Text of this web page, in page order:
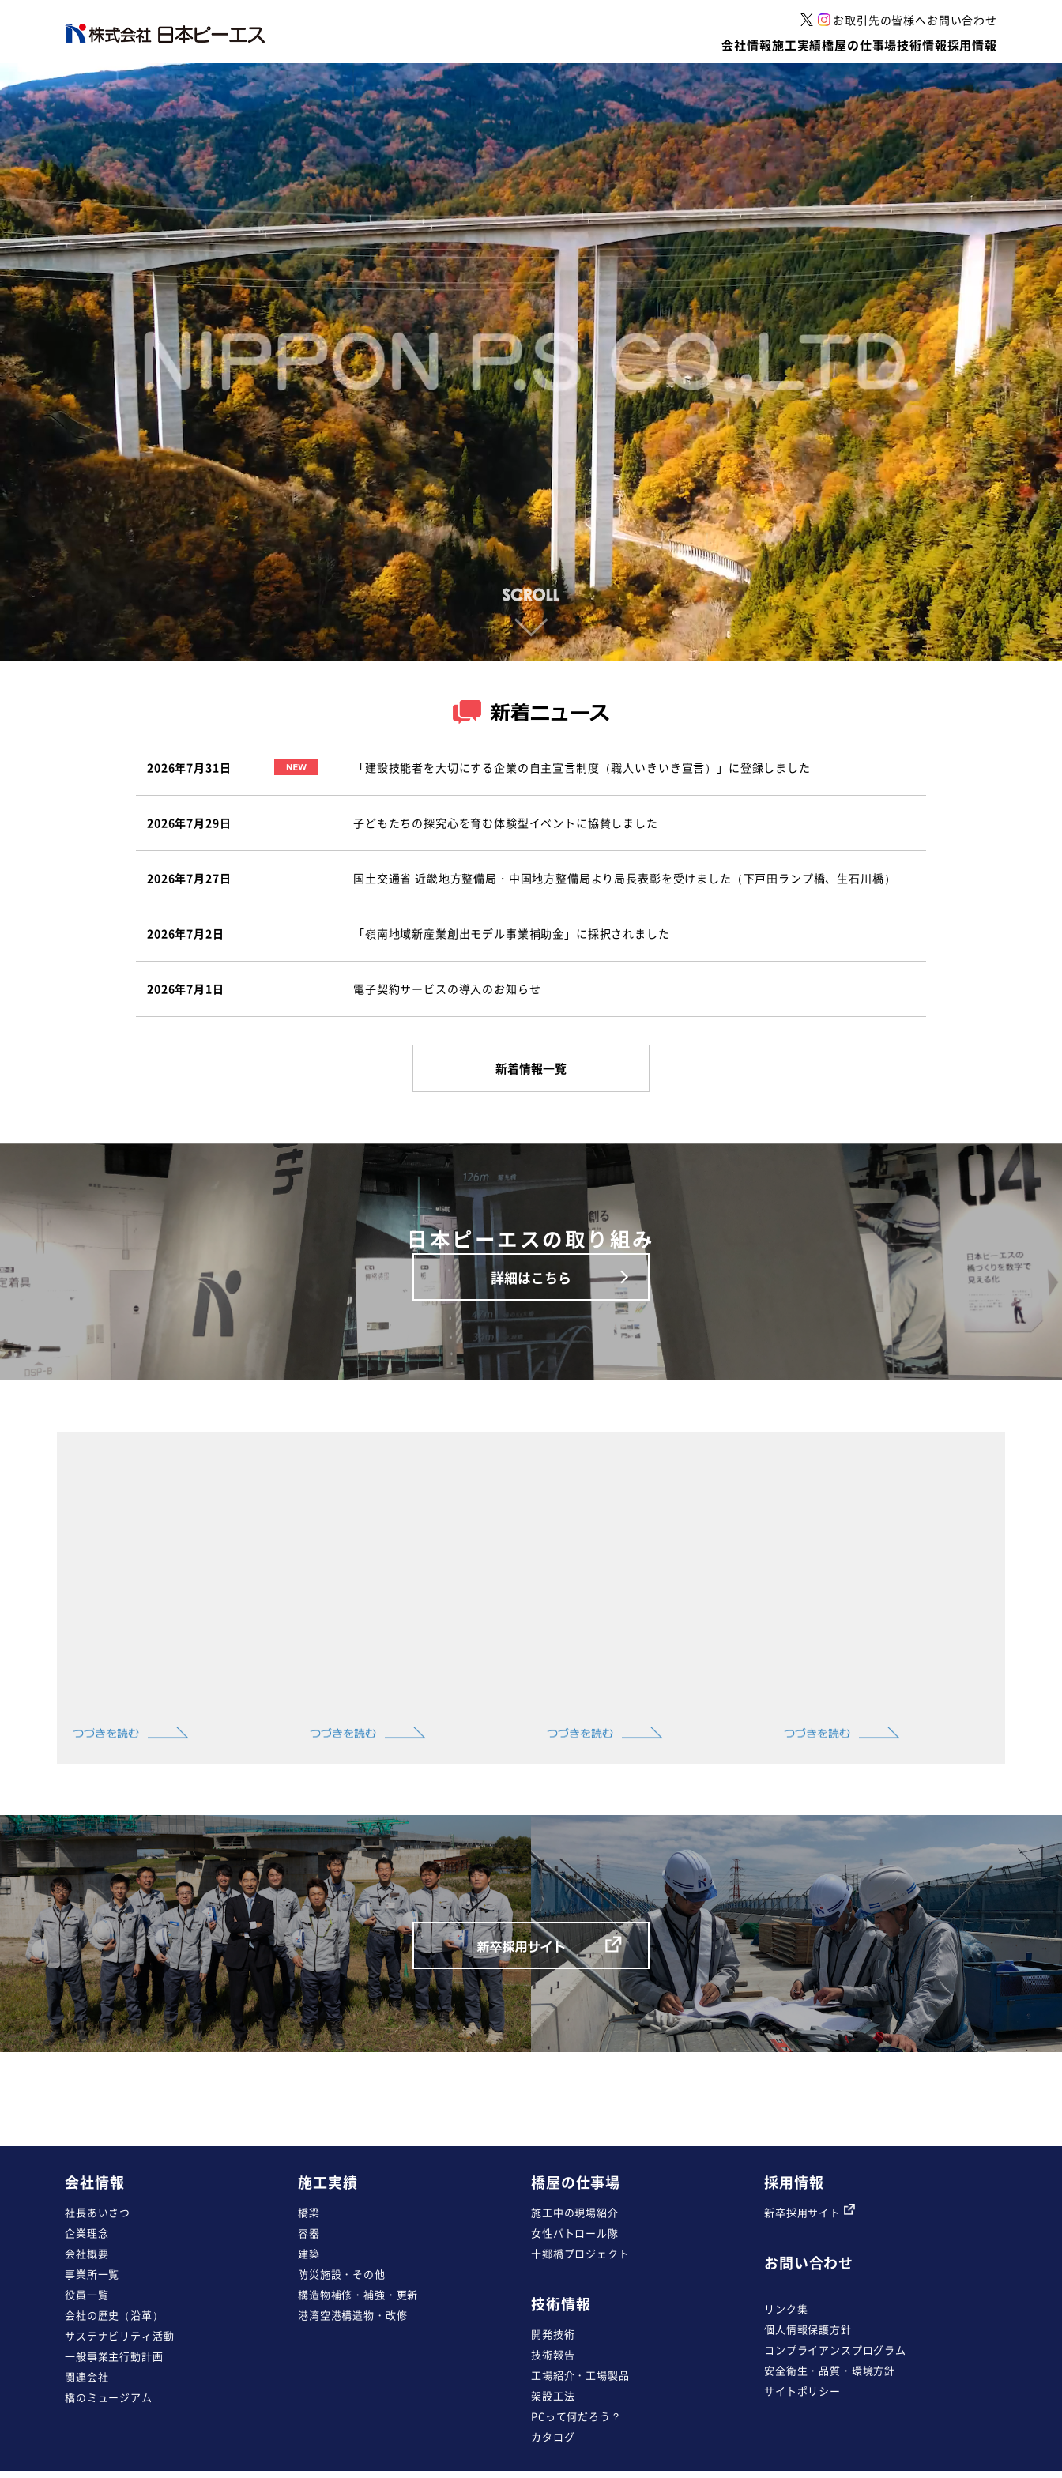
お取引先の皆様へお問い合わせ
会社情報施工実績橋屋の仕事場技術情報採用情報
2026年7月31日 「建設技能者を大切にする企業の自主宣言制度（職人いきいき宣言）」に登録しました
2026年7月29日 子どもたちの探究心を育む体験型イベントに協賛しました
2026年7月27日 国土交通省 近畿地方整備局・中国地方整備局より局長表彰を受けました（下戸田ランプ橋、生石川橋）
2026年7月2日 「嶺南地域新産業創出モデル事業補助金」に採択されました
2026年7月1日 電子契約サービスの導入のお知らせ
新着情報一覧
日本ピーエスの取り組み
詳細はこちら
会社情報
社長あいさつ
企業理念
会社概要
事業所一覧
役員一覧
会社の歴史（沿革）
サステナビリティ活動
一般事業主行動計画
関連会社
橋のミュージアム
施工実績
橋梁
容器
建築
防災施設・その他
構造物補修・補強・更新
港湾空港構造物・改修
橋屋の仕事場
施工中の現場紹介
女性パトロール隊
十郷橋プロジェクト
技術情報
開発技術
技術報告
工場紹介・工場製品
架設工法
PCって何だろう？
カタログ
採用情報
新卒採用サイト
お問い合わせ
リンク集
個人情報保護方針
コンプライアンスプログラム
安全衛生・品質・環境方針
サイトポリシー